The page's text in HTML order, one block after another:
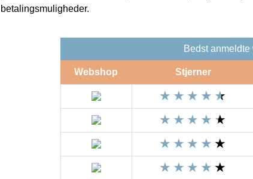
betalingsmuligheder.
Bedst
Webshop Stjerner